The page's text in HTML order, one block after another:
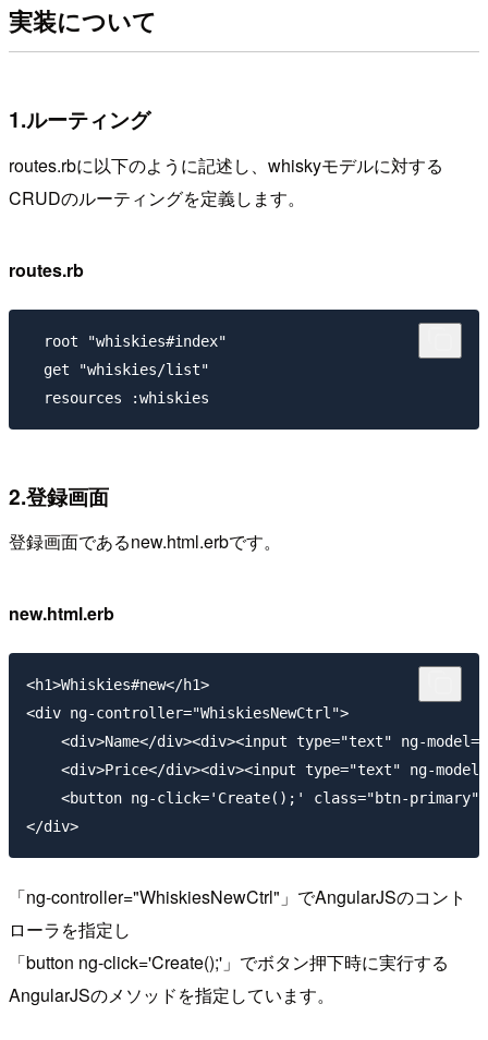
実装について
1.ルーティング
routes.rbに以下のように記述し、whiskyモデルに対する
CRUDのルーティングを定義します。
routes.rb
  root "whiskies#index"
  get "whiskies/list"
2.登録画面
登録画面であるnew.html.erbです。
new.html.erb
<h1>Whiskies#new</h1>
<div ng-controller="WhiskiesNewCtrl">
<div>Name</div><div><input type="text" ng-
<div>Price</div><div><input type="text" ng-
<button ng-click='Create();' class="btn-
「ng-controller="WhiskiesNewCtrl"」でAngularJSのコント
ローラを指定し
「button ng-click='Create();'」でボタン押下時に実行する
AngularJSのメソッドを指定しています。